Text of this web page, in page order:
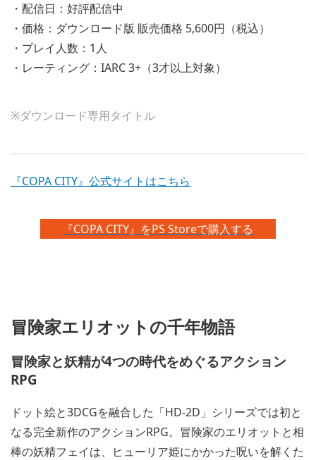
・配信日：好評配信中
・価格：ダウンロード版 販売価格 5,600円（税込）
・プレイ人数：1人
・レーティング：IARC 3+（3才以上対象）
※ダウンロード専用タイトル
『COPA CITY』公式サイトはこちら
『COPA CITY』をPS Storeで購入する
冒険家エリオットの千年物語
冒険家と妖精が4つの時代をめぐるアクション
RPG
ドット絵と3DCGを融合した「HD-2D」シリーズでは初と
なる完全新作のアクションRPG。冒険家のエリオットと相
棒の妖精フェイは、ヒューリア姫にかかった呪いを解くた